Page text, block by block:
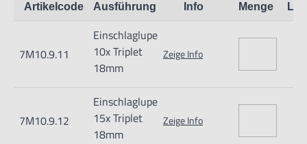
Nur für technisch versierte und mit dem Produkt vertraute
Anwender sowie Handwerker geeignet.
Nur für den vorhergesehenen Verwendungszweck geeignet.
Verletzungen führen.
Importeur/Hersteller:
Artikelcode Ausführung Info Menge
7M10.9.11
Einschlaglupe
10x Triplet
18mm
Zeige Info
7M10.9.12
Einschlaglupe
15x Triplet
18mm
Zeige Info